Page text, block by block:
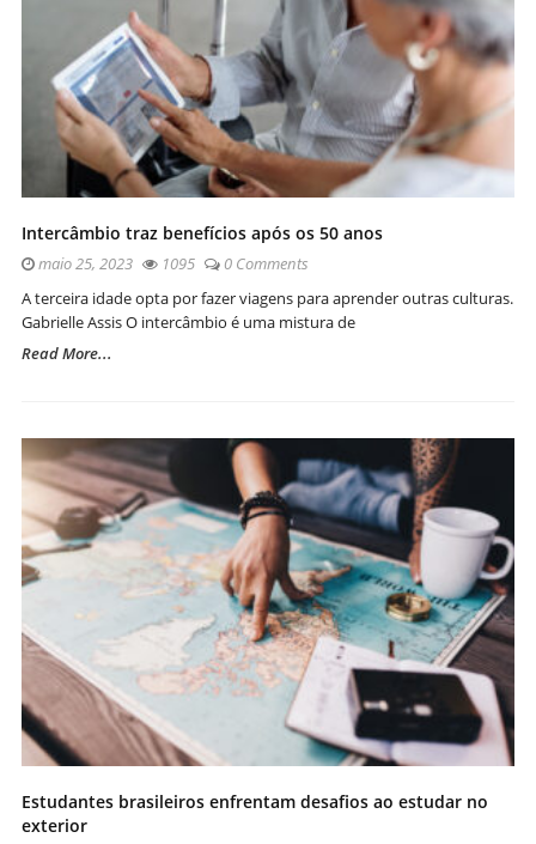
Intercâmbio traz benefícios após os 50 anos
maio 25, 2023 1095
0 Comments
A terceira idade opta por fazer viagens para aprender outras culturas.
Gabrielle Assis O intercâmbio é uma mistura de
Read More...
Estudantes brasileiros enfrentam desafios ao estudar no
exterior